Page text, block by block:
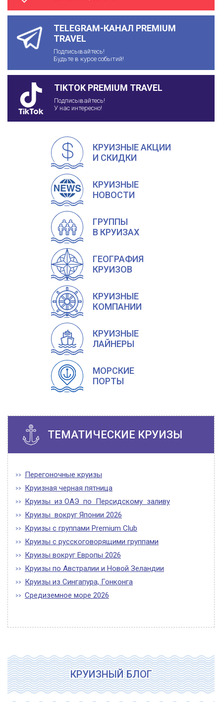
TELEGRAM-КАНАЛ PREMIUM
TRAVEL
Подписывайтесь!
Будьте в курсе событий!
TIKTOK PREMIUM TRAVEL
Подписывайтесь!
У нас интересно!
КРУИЗНЫЕ АКЦИИ
И СКИДКИ
КРУИЗНЫЕ
НОВОСТИ
ГРУППЫ
В КРУИЗАХ
ГЕОГРАФИЯ
КРУИЗОВ
КРУИЗНЫЕ
КОМПАНИИ
КРУИЗНЫЕ
ЛАЙНЕРЫ
МОРСКИЕ
ПОРТЫ
ТЕМАТИЧЕСКИЕ КРУИЗЫ
Перегоночные круизы
Круизная черная пятница
Круизы из ОАЭ по Персидскому заливу
Круизы вокруг Японии 2026
Круизы с группами Premium Club
Круизы с русскоговорящими группами
Круизы вокруг Европы 2026
Круизы по Австралии и Новой Зеландии
Круизы из Сингапура, Гонконга
Средиземное море 2026
КРУИЗНЫЙ БЛОГ